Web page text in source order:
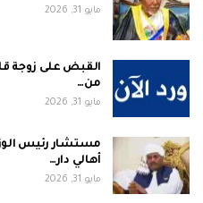
مايو 31, 2026
القبض على زوجة
من…
مايو 31, 2026
مستشار رئيس
أهالي دار…
مايو 31, 2026